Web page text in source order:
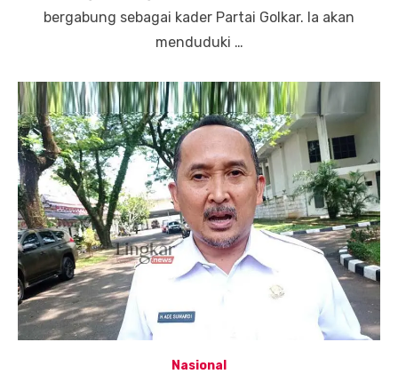
bergabung sebagai kader Partai Golkar. Ia akan
menduduki …
Nasional